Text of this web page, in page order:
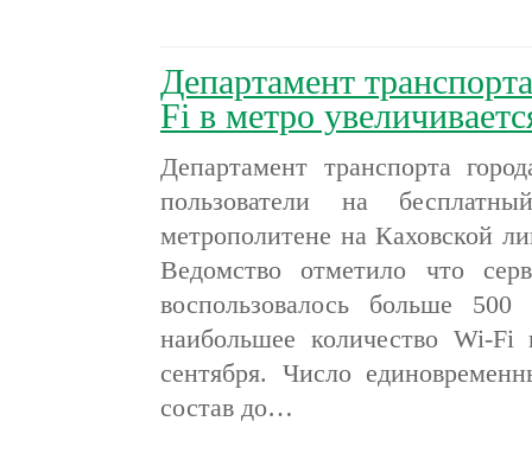
Департамент
Fi в метро
Департамент транспорта
пользователи на
метрополитене на Каховской
Ведомство отметило что
воспользовалось больше
наибольшее количество Wi-
сентября. Число
состав до…